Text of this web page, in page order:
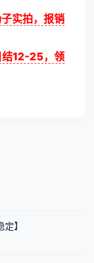
实拍，报销
结12-25，领
】